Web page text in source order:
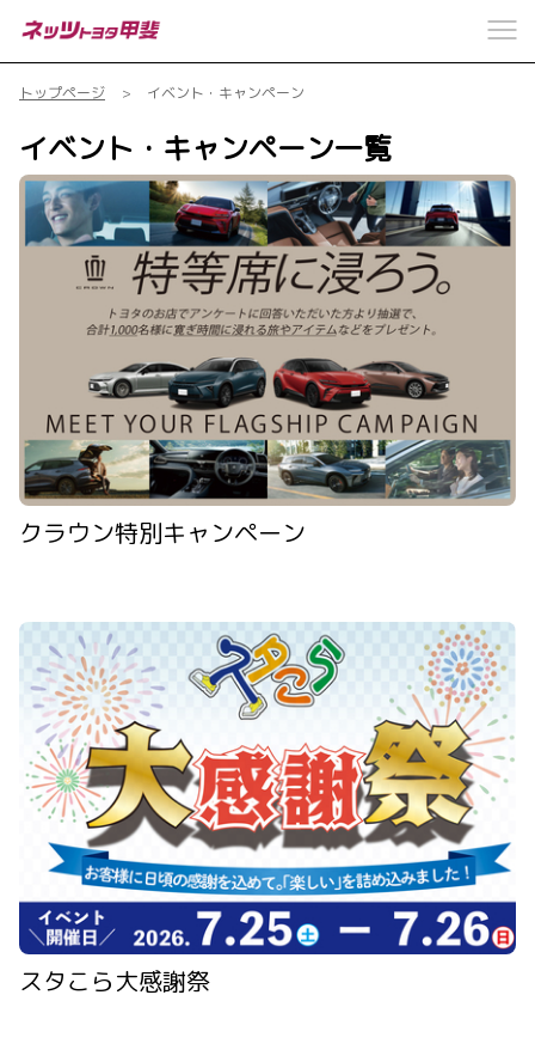
トップページ イベント・キャンペーン
イベント・キャンペーン一覧
クラウン特別キャンペーン
スタこら大感謝祭